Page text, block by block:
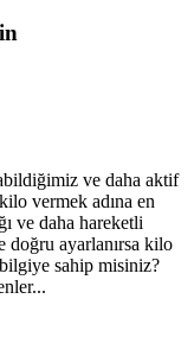
ve daha aktif
vermek adına en
ve daha hareketli
doğru ayarlanırsa kilo
sahip misiniz?